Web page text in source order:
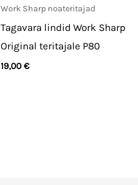
Work Sharp noateritajad
Tagavara lindid Work Sharp
Original teritajale P80
19,00€